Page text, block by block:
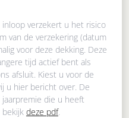
verzekert u het risico
van de verzekering (datum
voor deze dekking. Deze
tijd actief bent als
afsluit. Kiest u voor de
u hier bericht over. De
die u heeft
deze pdf.